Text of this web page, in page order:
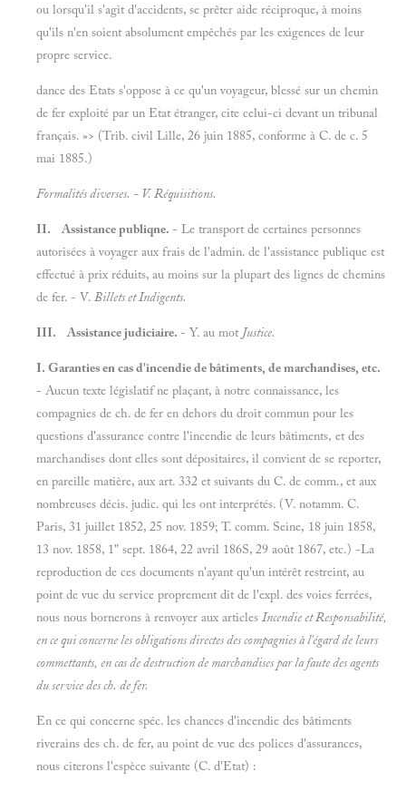
ou lorsqu'il s'agit d'accidents, se prêter aide réciproque, à moins
qu'ils n'en soient absolument empêchés par les exigences de leur
propre service.
dance des Etats s'oppose à ce qu'un voyageur, blessé sur un chemin
de fer exploité par un Etat étranger, cite celui-ci devant un tribunal
français. »> (Trib. civil Lille, 26 juin 1885, conforme à C. de c. 5
mai 1885.)
Formalités diverses. - V.Réquisitions.
II. Assistance publiqne. - Le transport de certaines personnes
autorisées à voyager aux frais de l'admin. de l'assistance publique est
effectué à prix réduits, au moins sur la plupart des lignes de chemins
de fer. - V. BilletsetIndigents.
III. Assistance judiciaire. - Y. au mot Justice.
I. Garanties en cas d'incendie de bâtiments, de marchandises, etc.
- Aucun texte législatif ne plaçant, à notre connaissance, les
compagnies de ch. de fer en dehors du droit commun pour les
questions d'assurance contre l'incendie de leurs bâtiments, et des
marchandises dont elles sont dépositaires, il convient de se reporter,
en pareille matière, aux art. 332 et suivants du C. de comm., et aux
nombreuses décis. judic. qui les ont interprétés. (V. notamm. C.
Paris, 31 juillet 1852, 25 nov. 1859; T. comm. Seine, 18 juin 1858,
13 nov. 1858, 1" sept. 1864, 22 avril 186S, 29 août 1867, etc.) -La
reproduction de ces documents n'ayant qu'un intérêt restreint, au
point de vue du service proprement dit de l'expl. des voies ferrées,
nous nous bornerons à renvoyer aux articles Incendie etResponsabilité,
en ce qui concerne les obligations directes des compagnies à l'égard de leurs
commettants, en cas de destruction de marchandises par la faute des agents
du service des ch. de fer.
En ce qui concerne spéc. les chances d'incendie des bâtiments
riverains des ch. de fer, au point de vue des polices d'assurances,
nous citerons l'espèce suivante (C. d'Etat) :